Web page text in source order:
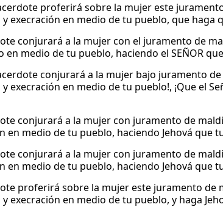
proferirá sobre la mujer este
execración en medio de tu pueblo, que
conjurará a la mujer con el juramento de
en medio de tu pueblo, haciendo el SEÑOR
conjurará a la mujer bajo juramento
execración en medio de tu pueblo!, ¡Que el
conjurará a la mujer con juramento de
en medio de tu pueblo, haciendo Jehová que
conjurará a la mujer con juramento de
en medio de tu pueblo, haciendo Jehová que
proferirá sobre la mujer este juramento de
execración en medio de tu pueblo, y haga